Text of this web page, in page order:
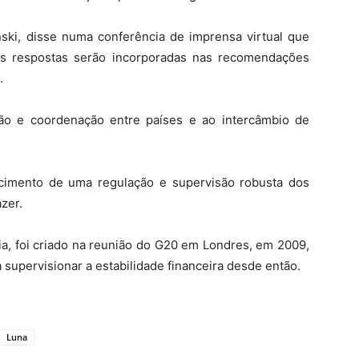
disse numa conferência de imprensa virtual que
serão incorporadas nas recomendações
e coordenação entre países e ao intercâmbio de
de uma regulação e supervisão robusta dos
foi criado na reunião do G20 em Londres, em 2009,
a estabilidade financeira desde então.
Luna